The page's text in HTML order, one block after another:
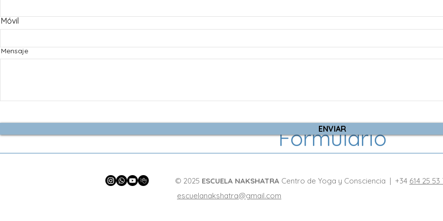
Móvil
Mensaje
ENVIAR
Formulario
© 2025 ESCUELA NAKSHATRA Centro de Yoga y Consciencia | +34 614 25 53
escuelanakshatra@gmail.com